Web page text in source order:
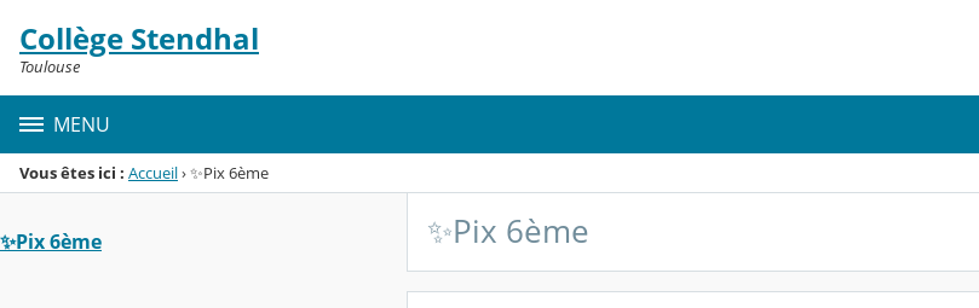
Menu de la rubrique
Contenu
Collège Stendhal
Toulouse
MENU
Vous êtes ici : Accueil›✨Pix 6ème
✨Pix 6ème ✨Pix 6ème